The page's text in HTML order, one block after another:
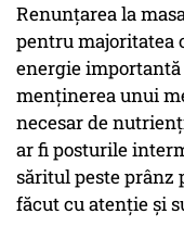
Renunțarea la
pentru majoritatea
energie
menținerea unui
necesar de
ar fi posturile
săritul peste prânz
făcut cu atenție și